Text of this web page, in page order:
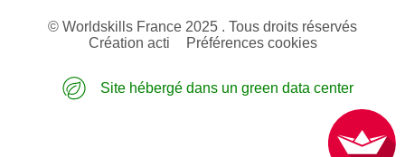
© Worldskills France 2025 . Tous droits réservés
Création acti
Préférences cookies
Site hébergé dans un green data center